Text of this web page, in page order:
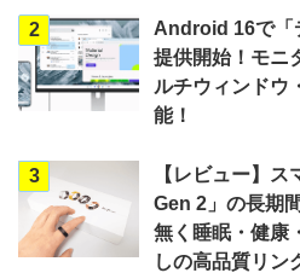
2
Android 16で「
提供開始！モニ
ルチウィンドウ
能！
3
【レビュー】
Gen 2」の長期
無く睡眠・健康
しの高品質リン